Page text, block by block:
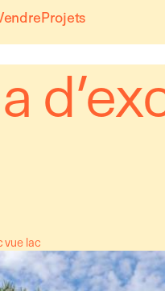
Projets
vue lac